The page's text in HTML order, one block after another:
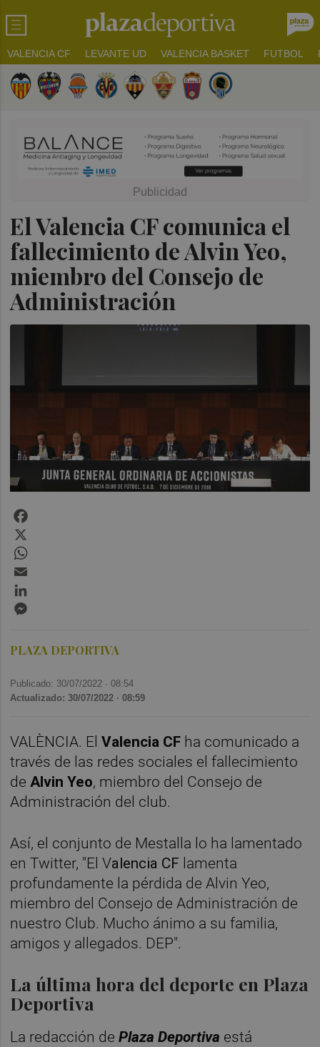
VALENCIA CF LEVANTE UD VALENCIA BASKET FUTBOL
El Valencia CF comunica el
fallecimiento de Alvin Yeo,
miembro del Consejo de
Administración
PLAZA DEPORTIVA
Publicado: 30/07/2022 ·08:54
Actualizado: 30/07/2022 · 08:59
VALÈNCIA. ElValencia CF ha comunicado a
través de las redes sociales el fallecimiento
deAlvin Yeo, miembro del Consejo de
Administración del club.
Así, el conjunto de Mestalla lo ha lamentado
en Twitter, "El Valencia CF lamenta
profundamente la pérdida de Alvin Yeo,
miembro del Consejo de Administración de
nuestro Club. Mucho ánimo a su familia,
amigos y allegados. DEP".
La última hora del deporte en Plaza
Deportiva
La redacción dePlaza Deportiva está